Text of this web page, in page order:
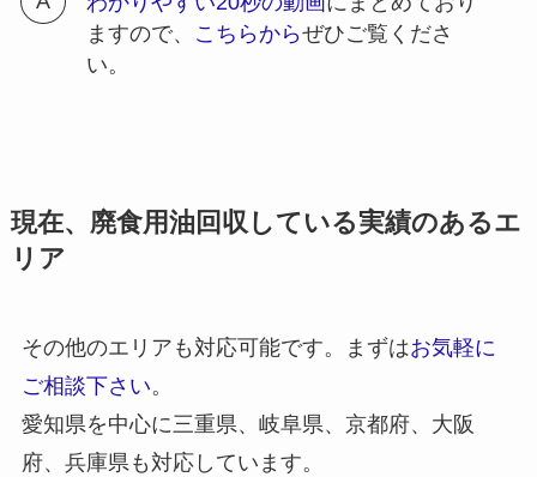
ますので、
こちらからぜひご覧くださ
い。
現在、廃食用油回収している実績のあるエ
リア
その他のエリアも対応可能です。まずはお気軽に
ご相談下さい。
愛知県を中心に三重県、岐阜県、京都府、大阪
府、兵庫県も対応しています。